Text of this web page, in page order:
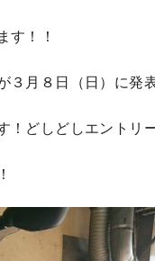
す！！
３月８日（日）に発
！どしどしエントリ